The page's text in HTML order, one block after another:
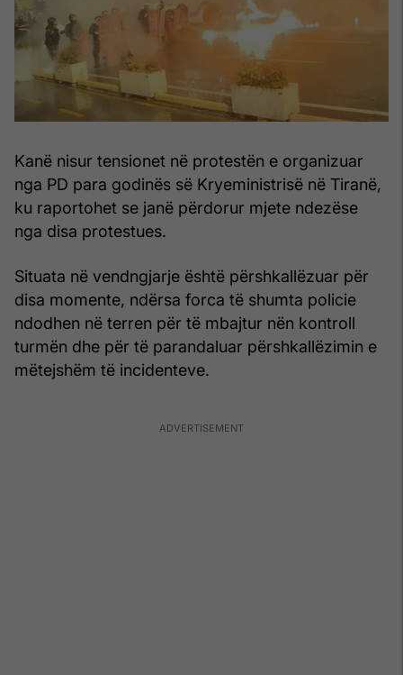
Kanë nisur tensionet në protestën e organizuar
nga PD para godinës së Kryeministrisë në Tiranë,
ku raportohet se janë përdorur mjete ndezëse
nga disa protestues.
Situata në vendngjarje është përshkallëzuar për
disa momente, ndërsa forca të shumta policie
ndodhen në terren për të mbajtur nën kontroll
turmën dhe për të parandaluar përshkallëzimin e
mëtejshëm të incidenteve.